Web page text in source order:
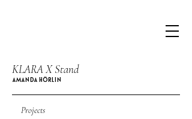
KLARA X Stand
AMANDA HÖRLIN
Projects